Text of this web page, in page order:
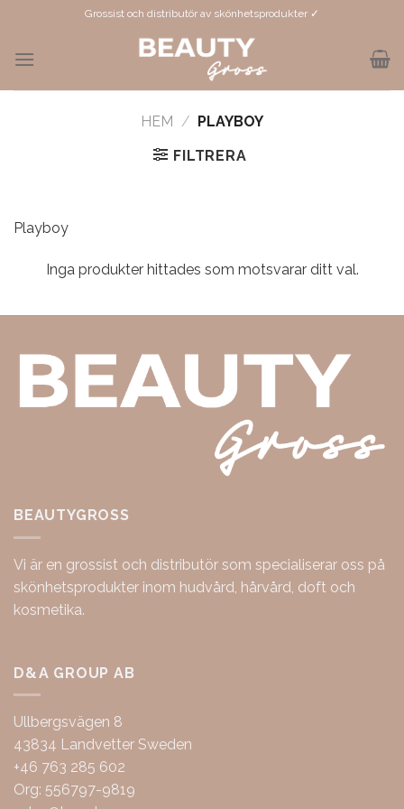
content
Grossist och distributör av skönhetsprodukter ✓
HEM / PLAYBOY
FILTRERA
Playboy
Inga produkter hittades som motsvarar ditt val.
BEAUTYGROSS
Vi är en grossist och distributör som specialiserar oss på
skönhetsprodukter inom hudvård, hårvård, doft och
kosmetika.
D&A GROUP AB
Ullbergsvägen 8
43834 Landvetter Sweden
+46 763 285 602
Org: 556797-9819